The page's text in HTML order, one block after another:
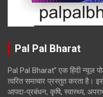
Pal Pal Bharat
Pal Pal Bharat” एक हिंदी न्यूज़
त्वरित समाचार प्रस्तुत करता है।
आपदा-प्रबंधन, कृषि, स्वास्थ्य,